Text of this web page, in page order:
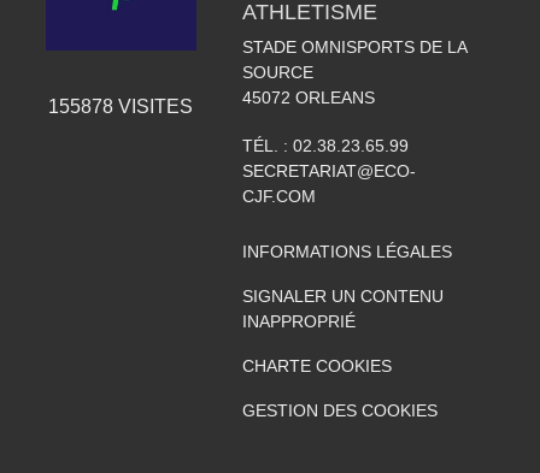
155878 VISITES
ATHLETISME
STADE OMNISPORTS DE LA
SOURCE
45072 ORLEANS
TÉL. : 02.38.23.65.99
SECRETARIAT@ECO-
CJF.COM
INFORMATIONS LÉGALES
SIGNALER UN CONTENU
INAPPROPRIÉ
CHARTE COOKIES
GESTION DES COOKIES